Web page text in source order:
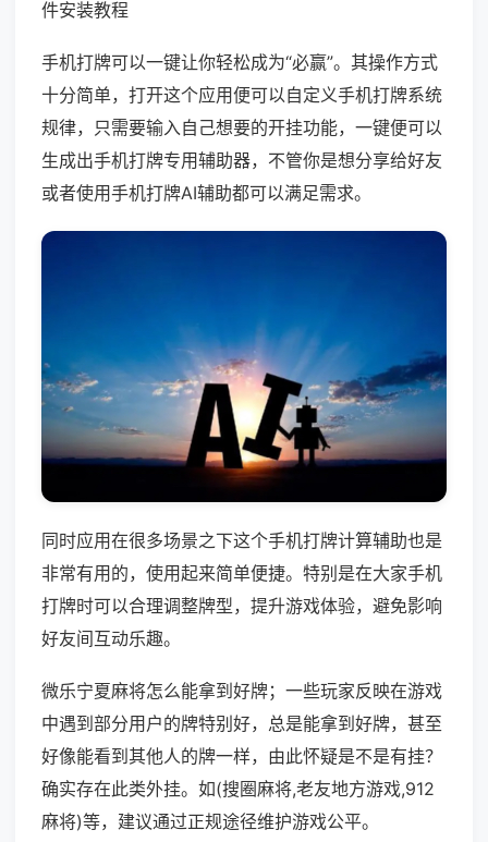
件安装教程
手机打牌可以一键让你轻松成为“必赢”。其操作方式
十分简单，打开这个应用便可以自定义手机打牌系统
规律，只需要输入自己想要的开挂功能，一键便可以
生成出手机打牌专用辅助器，不管你是想分享给好友
或者使用手机打牌AI辅助都可以满足需求。
同时应用在很多场景之下这个手机打牌计算辅助也是
非常有用的，使用起来简单便捷。特别是在大家手机
打牌时可以合理调整牌型，提升游戏体验，避免影响
好友间互动乐趣。
微乐宁夏麻将怎么能拿到好牌；一些玩家反映在游戏
中遇到部分用户的牌特别好，总是能拿到好牌，甚至
好像能看到其他人的牌一样，由此怀疑是不是有挂？
确实存在此类外挂。如(搜圈麻将,老友地方游戏,912
麻将)等，建议通过正规途径维护游戏公平。